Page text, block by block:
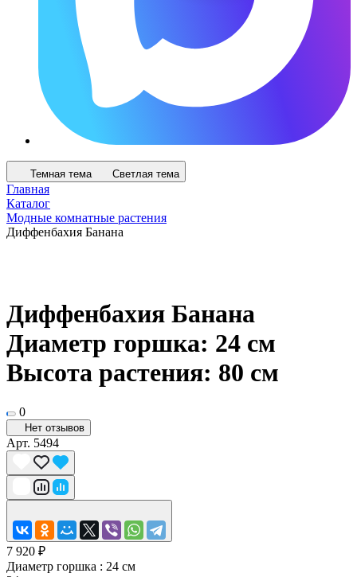
Темная тема Светлая тема
Главная
Каталог
Модные комнатные растения
Диффенбахия Банана
Диффенбахия Банана
Диаметр горшка: 24 см
Высота растения: 80 см
0
Нет отзывов
Арт. 5494
7 920 ₽
Диаметр горшка : 24 см